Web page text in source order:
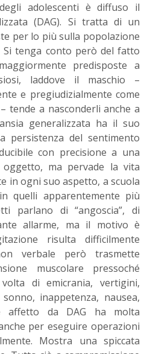
adolescenti è diffuso il
(DAG). Si tratta di un
per lo più sulla popolazione
Si tenga conto però del fatto
predisposte a
laddove il maschio –
e pregiudizialmente come
tende a nasconderli anche a
generalizzata ha il suo
persistenza del sentimento
con precisione a una
ma pervade la vita
in ogni suo aspetto, a scuola
quelli apparentemente più
parlano di “angoscia”, di
allarme, ma il motivo è
risulta difficilmente
verbale però trasmette
muscolare pressoché
di emicrania, vertigini,
inappetenza, nausea,
affetto da DAG ha molta
per eseguire operazioni
Mostra una spiccata